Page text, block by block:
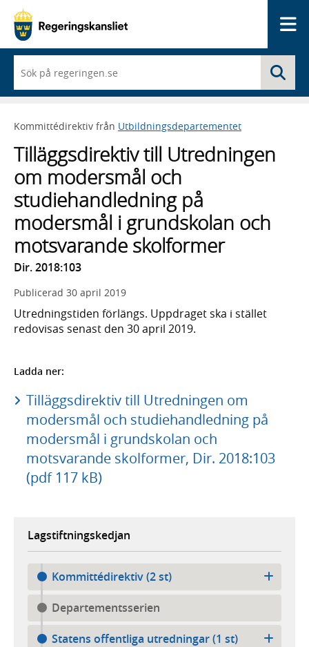
du
börjar
skriva
framträder
lista
med
sökförslag
Kommittédirektiv från Utbildningsdepartementet
Tilläggsdirektiv till Utredningen
om modersmål och
studiehandledning på
modersmål i grundskolan och
motsvarande skolformer
Dir. 2018:103
Publicerad 30 april 2019
Utredningstiden förlängs. Uppdraget ska i stället
redovisas senast den 30 april 2019.
Ladda ner:
Tilläggsdirektiv till Utredningen om
modersmål och studiehandledning på
modersmål i grundskolan och
motsvarande skolformer, Dir. 2018:103
(pdf 117 kB)
Lagstiftningskedjan
Kommittédirektiv (2 st)
Departementsserien
Statens offentliga utredningar (1 st)